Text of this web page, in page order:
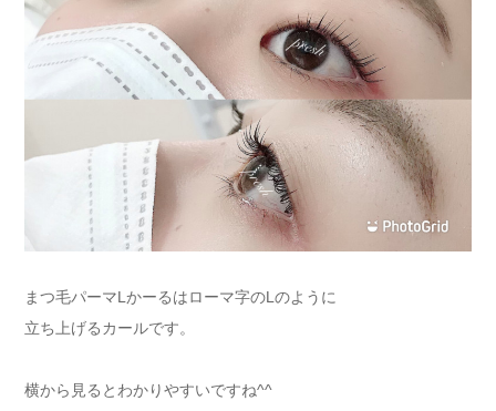
まつ毛パーマLかーるはローマ字のLのように
立ち上げるカールです。
横から見るとわかりやすいですね^^